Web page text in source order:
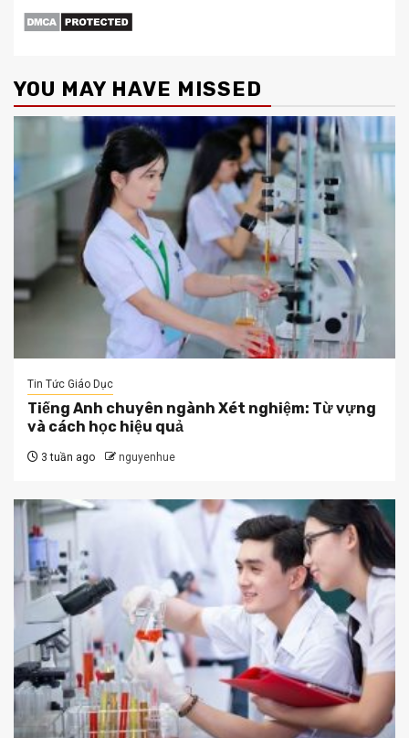
YOU MAY HAVE MISSED
Tin Tức Giáo Dục
Tiếng Anh chuyên ngành Xét nghiệm: Từ vựng
và cách học hiệu quả
3 tuần ago nguyenhue